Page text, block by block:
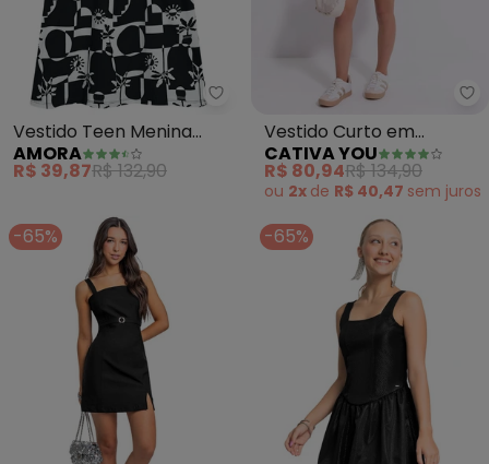
Amora - Vestido Teen Menina
Vestido Teen Menina
(Preto)
AMORA
R$ 39,87R$ 132,90
Vestido Curto em
Canelado (Marrom)
CATIVA YOU
R$ 80,94R$ 134,90
ou 2x de R$ 40,47 sem juros
-65% -65%